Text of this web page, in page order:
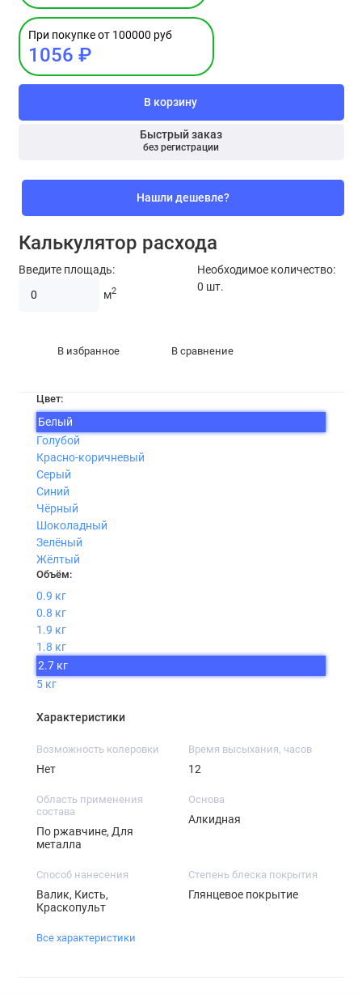
При покупке от 100000 руб
1056 ₽
В корзину
Быстрый заказ
без регистрации
Нашли дешевле?
Калькулятор расхода
Введите площадь:
м2
Необходимое количество:
0 шт.
В избранное В сравнение
Цвет:
Белый
Голубой
Красно-коричневый
Серый
Синий
Чёрный
Шоколадный
Зелёный
Жёлтый
Объём:
0.9 кг
0.8 кг
1.9 кг
1.8 кг
2.7 кг
5 кг
Характеристики
Возможность колеровки
Нет
Время высыхания, часов
12
Область применения
состава
По ржавчине, Для
металла
Основа
Алкидная
Способ нанесения
Валик, Кисть,
Краскопульт
Степень блеска покрытия
Глянцевое покрытие
Все характеристики